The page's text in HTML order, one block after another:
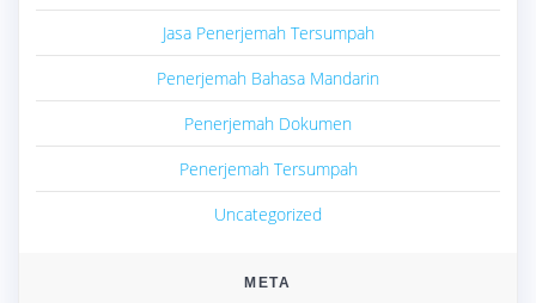
Jasa Penerjemah Tersumpah
Penerjemah Bahasa Mandarin
Penerjemah Dokumen
Penerjemah Tersumpah
Uncategorized
META